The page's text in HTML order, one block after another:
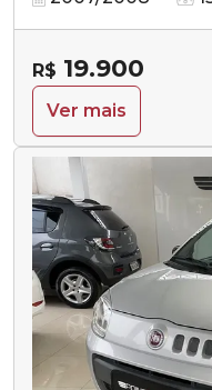
R$ 19.900
Ver mais